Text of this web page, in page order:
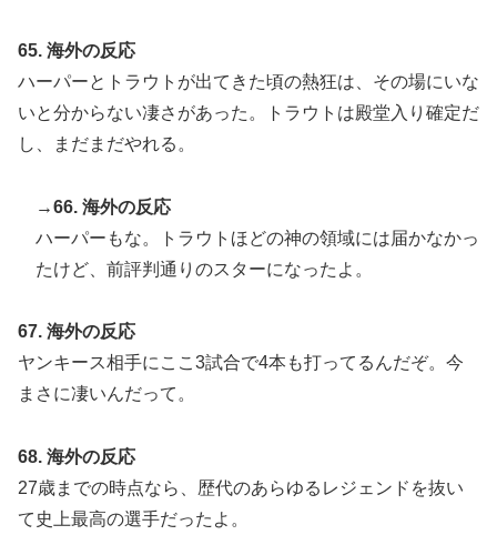
65. 海外の反応
ハーパーとトラウトが出てきた頃の熱狂は、その場にいな
いと分からない凄さがあった。トラウトは殿堂入り確定だ
し、まだまだやれる。
→66. 海外の反応
ハーパーもな。トラウトほどの神の領域には届かなかっ
たけど、前評判通りのスターになったよ。
67. 海外の反応
ヤンキース相手にここ3試合で4本も打ってるんだぞ。今
まさに凄いんだって。
68. 海外の反応
27歳までの時点なら、歴代のあらゆるレジェンドを抜い
て史上最高の選手だったよ。